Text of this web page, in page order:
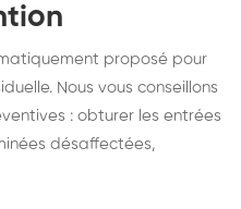
proposé pour
Nous vous conseillons
: obturer les entrées
désaffectées,